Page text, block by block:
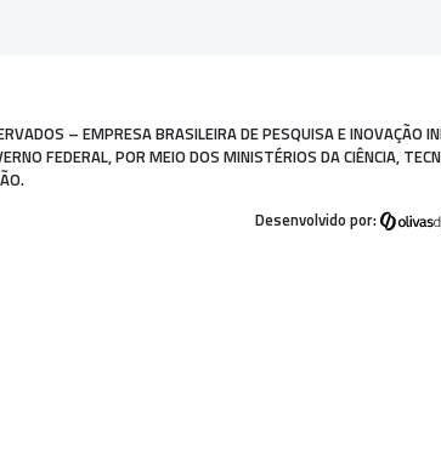
– EMPRESA BRASILEIRA DE PESQUISA E INOVAÇÃO
FEDERAL, POR MEIO DOS MINISTÉRIOS DA CIÊNCIA,
Desenvolvido por: